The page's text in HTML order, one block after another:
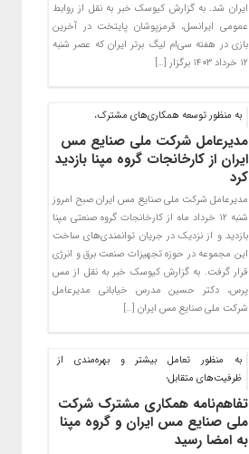
ایران شد. به گزارش کیوسک خبر به نقل از روابط
عمومی ایرانسل، قرمزپوشان پایتخت در آخرین
بازی در هفته سی‌ام لیگ برتر ایران که عصر شنبه
۱۲ خرداد ۱۴۰۳ برگزار […]
به منظور توسعه همکاری‌های مشترک،
مدیرعامل شرکت ملی صنایع مس
ایران از کارخانجات گروه مپنا بازدید
کرد
مدیرعامل شرکت ملی صنایع مس ایران صبح امروز
شنبه ۱۲ خرداد ماه از کارخانجات گروه صنعتی مپنا
بازدید و از نزدیک در جریان توانمندی‌های ساخت
این مجموعه در حوزه تجهیزات صنعت برق و انرژی
قرار گرفت. به گزارش کیوسک خبر به نقل از مس
پرس، دکتر حسین مدرس خیابانی مدیرعامل
شرکت ملی صنایع مس ایران […]
به منظور تعامل بیشتر و بهره‌مندی از
ظرفیت‌های متقابل؛
تفاهم‌نامه همکاری مشترک شرکت
ملی صنایع مس ایران و گروه مپنا
به امضا رسید